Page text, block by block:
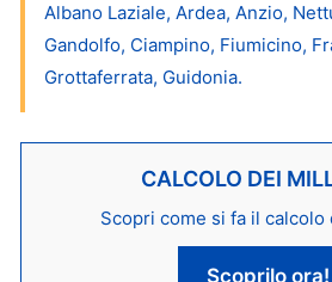
Albano Laziale, Ardea, Anzio,
Gandolfo, Ciampino, Fiumicino,
Grottaferrata, Guidonia.
CALCOLO DEI
Scopri come si fa il calcolo
Scoprilo ora!